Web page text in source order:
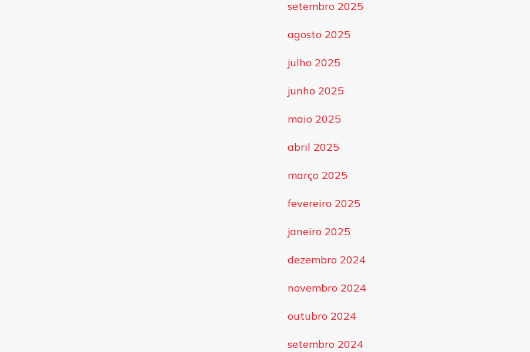
setembro 2025
agosto 2025
julho 2025
junho 2025
maio 2025
abril 2025
março 2025
fevereiro 2025
janeiro 2025
dezembro 2024
novembro 2024
outubro 2024
setembro 2024